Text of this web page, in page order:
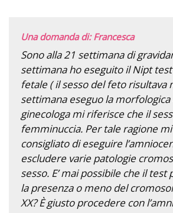
Una domanda di: Francesca
Sono alla 21 settimana di
settimana ho eseguito il Nipt
fetale ( il sesso del feto risultava
settimana eseguo la morfologica
ginecologa mi riferisce che il
femminuccia. Per tale ragione
consigliato di eseguire
escludere varie patologie
sesso. E’ mai possibile che il test
la presenza o meno del
XX? È giusto procedere con